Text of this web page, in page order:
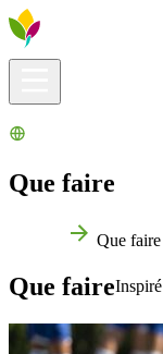
Que faire
Que faire
Que faireInspiré